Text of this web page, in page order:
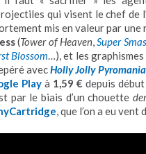
qui visent le chef de
mis en valeur par
(Tower of Heaven,Super
Blossom…), et les
avecHolly Jolly
Play à 1,59 € depuis
par le biais d’un chouette
, que l’on a eu vent